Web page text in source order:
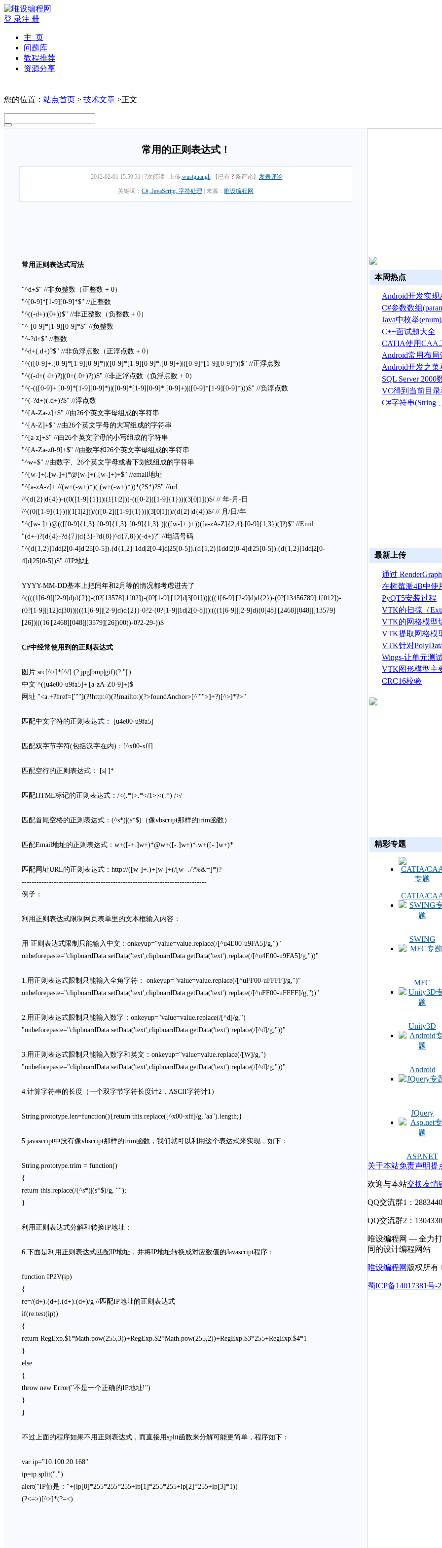
登 录注 册
主 页
问题库
教程推荐
资源分享
您的位置： 站点首页 > 技术文章 >正文
常用的正则表达式！
2012-02-01 15:59:31 ?次阅读 上传:wustguangh 【已有 ? 条评论】 发表评论
关键词： C#, JavaScript, 字符处理 来源： 唯设编程网
常用正则表达式写法
"^d+$" //非负整数（正整数 + 0）
"^[0-9]*[1-9][0-9]*$" //正整数
"^((-d+)|(0+))$" //非正整数（负整数 + 0）
"^-[0-9]*[1-9][0-9]*$" //负整数
"^-?d+$" //整数
"^d+(.d+)?$" //非负浮点数（正浮点数 + 0）
"^(([0-9]+.[0-9]*[1-9][0-9]*)|([0-9]*[1-9][0-9]*.[0-9]+)|([0-9]*[1-9][0-9]*))$" //正浮点数
"^((-d+(.d+)?)|(0+(.0+)?))$" //非正浮点数（负浮点数 + 0）
"^(-(([0-9]+.[0-9]*[1-9][0-9]*)|([0-9]*[1-9][0-9]*.[0-9]+)|([0-9]*[1-9][0-9]*)))$" //负浮点数
"^(-?d+)(.d+)?$" //浮点数
"^[A-Za-z]+$" //由26个英文字母组成的字符串
"^[A-Z]+$" //由26个英文字母的大写组成的字符串
"^[a-z]+$" //由26个英文字母的小写组成的字符串
"^[A-Za-z0-9]+$" //由数字和26个英文字母组成的字符串
"^w+$" //由数字、26个英文字母或者下划线组成的字符串
"^[w-]+(.[w-]+)*@[w-]+(.[w-]+)+$" //email地址
"^[a-zA-z]+://(w+(-w+)*)(.(w+(-w+)*))*(?S*)?$" //url
/^(d{2}|d{4})-((0([1-9]{1}))|(1[1|2]))-(([0-2]([1-9]{1}))|(3[0|1]))$/ // 年-月-日
/^((0([1-9]{1}))|(1[1|2]))/(([0-2]([1-9]{1}))|(3[0|1]))/(d{2}|d{4})$/ // 月/日/年
"^([w-.]+)@(([[0-9]{1,3}.[0-9]{1,3}.[0-9]{1,3}.)|(([w-]+.)+))([a-zA-Z]{2,4}|[0-9]{1,3})(]?)$" //Emil
"(d+-)?(d{4}-?d{7}|d{3}-?d{8}|^d{7,8})(-d+)?" //电话号码
"^(d{1,2}|1dd|2[0-4]d|25[0-5]).(d{1,2}|1dd|2[0-4]d|25[0-5]).(d{1,2}|1dd|2[0-4]d|25[0-5]).(d{1,2}|1dd|2[0-
4]d|25[0-5])$" //IP地址
YYYY-MM-DD基本上把闰年和2月等的情况都考虑进去了
^((((1[6-9]|[2-9]d)d{2})-(0?[13578]|1[02])-(0?[1-9]|[12]d|3[01]))|(((1[6-9]|[2-9]d)d{2})-(0?[13456789]|1[012])-
(0?[1-9]|[12]d|30))|(((1[6-9]|[2-9]d)d{2})-0?2-(0?[1-9]|1d|2[0-8]))|(((1[6-9]|[2-9]d)(0[48]|[2468][048]|[13579]
[26])|((16|[2468][048]|[3579][26])00))-0?2-29-))$
C#中经常使用到的正则表达式
图片 src[^>]*[^/].(?:jpg|bmp|gif)(?:"|')
中文 ^([u4e00-u9fa5]+|[a-zA-Z0-9]+)$
网址 "<a.+?href=['""](?!http://)(?!mailto:)(?>foundAnchor>[^'"">]+?)[^>]*?>"
匹配中文字符的正则表达式： [u4e00-u9fa5]
匹配双字节字符(包括汉字在内)：[^x00-xff]
匹配空行的正则表达式： [s| ]*
匹配HTML标记的正则表达式：/<(.*)>.*</1>|<(.*) />/
匹配首尾空格的正则表达式：(^s*)|(s*$)（像vbscript那样的trim函数）
匹配Email地址的正则表达式：w+([-+.]w+)*@w+([-.]w+)*.w+([-.]w+)*
匹配网址URL的正则表达式：http://([w-]+.)+[w-]+(/[w- ./?%&=]*)?
---------------------------------------------------------------------------
例子：
利用正则表达式限制网页表单里的文本框输入内容：
用 正则表达式限制只能输入中文：onkeyup="value=value.replace(/[^u4E00-u9FA5]/g,'')"
onbeforepaste="clipboardData.setData('text',clipboardData.getData('text').replace(/[^u4E00-u9FA5]/g,''))"
1.用正则表达式限制只能输入全角字符： onkeyup="value=value.replace(/[^uFF00-uFFFF]/g,'')"
onbeforepaste="clipboardData.setData('text',clipboardData.getData('text').replace(/[^uFF00-uFFFF]/g,''))"
2.用正则表达式限制只能输入数字：onkeyup="value=value.replace(/[^d]/g,'')
"onbeforepaste="clipboardData.setData('text',clipboardData.getData('text').replace(/[^d]/g,''))"
3.用正则表达式限制只能输入数字和英文：onkeyup="value=value.replace(/[W]/g,'')
"onbeforepaste="clipboardData.setData('text',clipboardData.getData('text').replace(/[^d]/g,''))"
4.计算字符串的长度（一个双字节字符长度计2，ASCII字符计1）
String.prototype.len=function(){return this.replace([^x00-xff]/g,"aa").length;}
5.javascript中没有像vbscript那样的trim函数，我们就可以利用这个表达式来实现，如下：
String.prototype.trim = function()
{
return this.replace(/(^s*)|(s*$)/g, "");
}
利用正则表达式分解和转换IP地址：
6.下面是利用正则表达式匹配IP地址，并将IP地址转换成对应数值的Javascript程序：
function IP2V(ip)
{
re=/(d+).(d+).(d+).(d+)/g //匹配IP地址的正则表达式
if(re.test(ip))
{
return RegExp.$1*Math.pow(255,3))+RegExp.$2*Math.pow(255,2))+RegExp.$3*255+RegExp.$4*1
}
else
{
throw new Error("不是一个正确的IP地址!")
}
}
不过上面的程序如果不用正则表达式，而直接用split函数来分解可能更简单，程序如下：
var ip="10.100.20.168"
ip=ip.split(".")
alert("IP值是："+(ip[0]*255*255*255+ip[1]*255*255+ip[2]*255+ip[3]*1))
(?<=>)[^>]*(?=<)
本周热点
Android开发实
换
C#参数数组
Java中枚举
C++面试题大全
CATIA使用CAA
建草图
Android常用布
Android开发之菜
菜单(Option
SQL Server 2000
建、删除、备份
VC得到当前目
序目录的方法
C#字符串(String
最新上传
通过
建 ASTRYN 的
在树莓派4B中使
OpenGL ES程序
PyQT5安装过程
VTK的扫掠（
算法
VTK的网格模型
VTK提取网格模
据算法
VTK针对
线运算
Wings-让单元测
生成
VTK图形模型主
CRC16校验
精彩专题
CATIA/
SWING
MFC
Unity3D
Android
JQuery
ASP.NET
关于本站免责声明提
欢迎与本站交换友情
QQ交流群1：
QQ交流群2：
唯设编程网 — 全力
同的设计编程网站
唯设编程网 版权所有
蜀ICP备14017381号-2